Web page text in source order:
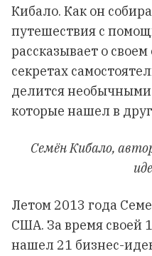
Кибало. Как он
путешествия с
рассказывает о
секретах
делится
которые нашел в
Семён Кибало,
Летом 2013 года
США. За время своей
нашел 21 бизнес-